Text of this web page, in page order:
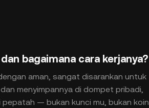
bagaimana cara kerjanya?
aman, sangat disarankan untuk
menyimpannya di dompet pribadi,
— bukan kunci mu, bukan koin